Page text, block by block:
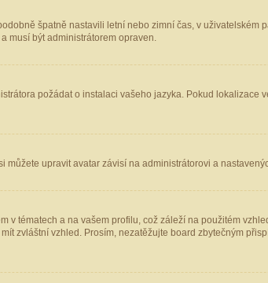
špatně nastavili letní nebo zimní čas, v uživatelském
musí být administrátorem opraven.
požádat o instalaci vašeho jazyka. Pokud lokalizace
upravit avatar závisí na administrátorovi a
tématech a na vašem profilu, což záleží na použitém
zvláštní vzhled. Prosím, nezatěžujte board zbytečným